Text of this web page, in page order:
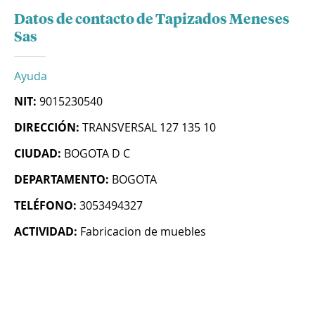
Datos de contacto de Tapizados Meneses
Sas
Ayuda
NIT: 9015230540
DIRECCIÓN: TRANSVERSAL 127 135 10
CIUDAD: BOGOTA D C
DEPARTAMENTO: BOGOTA
TELÉFONO: 3053494327
ACTIVIDAD: Fabricacion de muebles